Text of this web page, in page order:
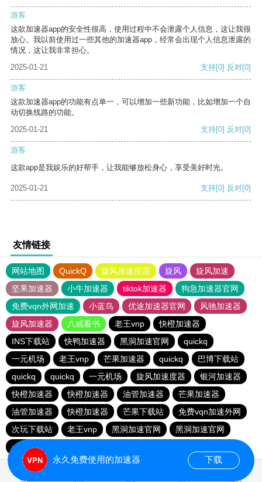
游客
这款加速器app的安全性很高，使用过程中不会泄露个人信息，这让我很
放心。我以前使用过一些其他的加速器app，经常会出现个人信息泄露的
情况，这让我非常担心。
2025-01-21
支持[0] 反对[0]
游客
这款加速器app的功能有点单一，可以增加一些新功能，比如增加一个自
动切换线路的功能。
2025-01-21
支持[0] 反对[0]
游客
这款app是我娱乐的好帮手，让我能够放松身心，享受美好时光。
2025-01-21 支持[0] 反对[0]
友情链接
网站地图 QuickQ 旋风加速度器 旋风
旋风加速
坚果加速器
小牛加速器 tiktok加速器
狗急加速器官网
免费vqn外网加速
小蓝鸟 优途加速器官网
风驰加速器
旋风加速器
八戒看书 老王vnp
快橙加速器
INS下载站
快鸭加速器 黑洞加速官网
quickq
一元机场
老王vnp 芒果加速器 quickq
巴博下载站
quickq
quickq 一元机场 旋风加速度器
银河加速器
快橙加速器
快橙加速器 油管加速器
芒果加速器
油管加速器
快橙加速器 芒果下载站
免费vqn加速外网
次玩下载站
老王vnp 黑洞加速官网
黑洞加速官网
一元机场
永久免费使用的加速器 下载